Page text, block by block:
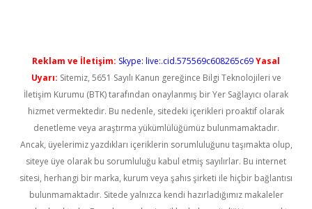
Reklam ve İletişim: Skype: live:.cid.575569c608265c69Yasal
Uyarı: Sitemiz, 5651 Sayılı Kanun gereğince Bilgi Teknolojileri ve
İletişim Kurumu (BTK) tarafından onaylanmış bir Yer Sağlayıcı olarak
hizmet vermektedir. Bu nedenle, sitedeki içerikleri proaktif olarak
denetleme veya araştırma yükümlülüğümüz bulunmamaktadır.
Ancak, üyelerimiz yazdıkları içeriklerin sorumluluğunu taşımakta olup,
siteye üye olarak bu sorumluluğu kabul etmiş sayılırlar. Bu internet
sitesi, herhangi bir marka, kurum veya şahıs şirketi ile hiçbir bağlantısı
bulunmamaktadır. Sitede yalnızca kendi hazırladığımız makaleler